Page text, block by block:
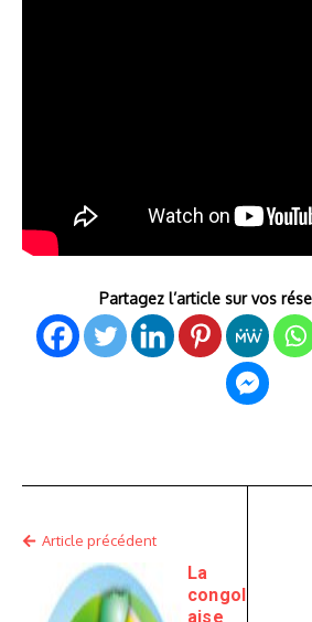
Partagez l’article sur vos
Article précédent
La
congol
aise